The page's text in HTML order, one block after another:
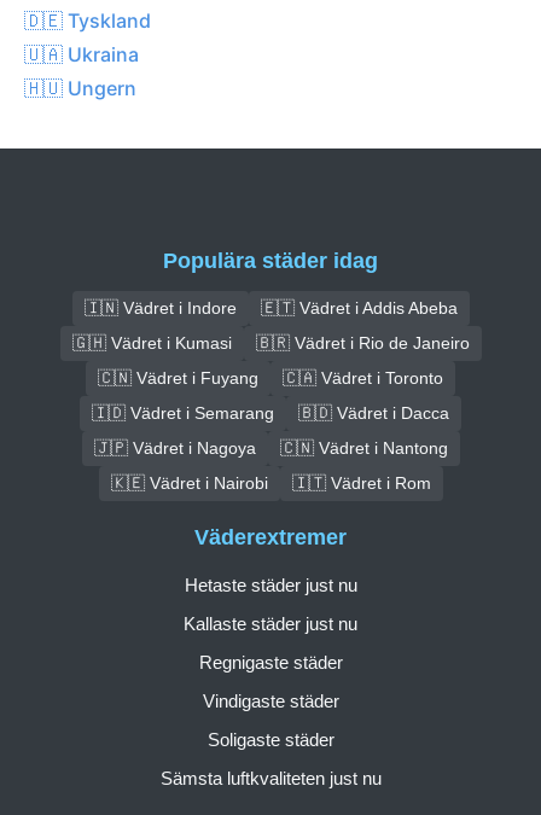
🇩🇪 Tyskland
🇺🇦 Ukraina
🇭🇺 Ungern
Populära städer idag
🇮🇳 Vädret i Indore
🇪🇹 Vädret i Addis Abeba
🇬🇭 Vädret i Kumasi
🇧🇷 Vädret i Rio de Janeiro
🇨🇳 Vädret i Fuyang
🇨🇦 Vädret i Toronto
🇮🇩 Vädret i Semarang
🇧🇩 Vädret i Dacca
🇯🇵 Vädret i Nagoya
🇨🇳 Vädret i Nantong
🇰🇪 Vädret i Nairobi
🇮🇹 Vädret i Rom
Väderextremer
Hetaste städer just nu
Kallaste städer just nu
Regnigaste städer
Vindigaste städer
Soligaste städer
Sämsta luftkvaliteten just nu